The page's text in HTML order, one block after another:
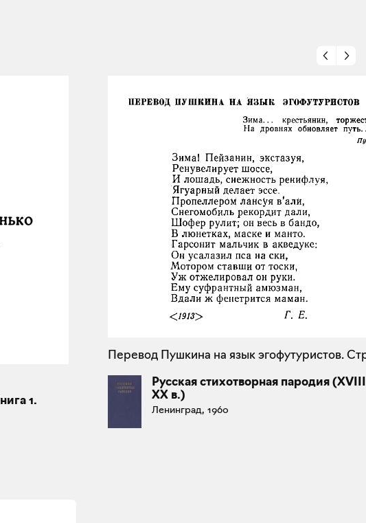
1.
Перевод Пушкина на язык эгофутуристов.
Русская стихотворная пародия
XX в.)
Ленинград, 1960